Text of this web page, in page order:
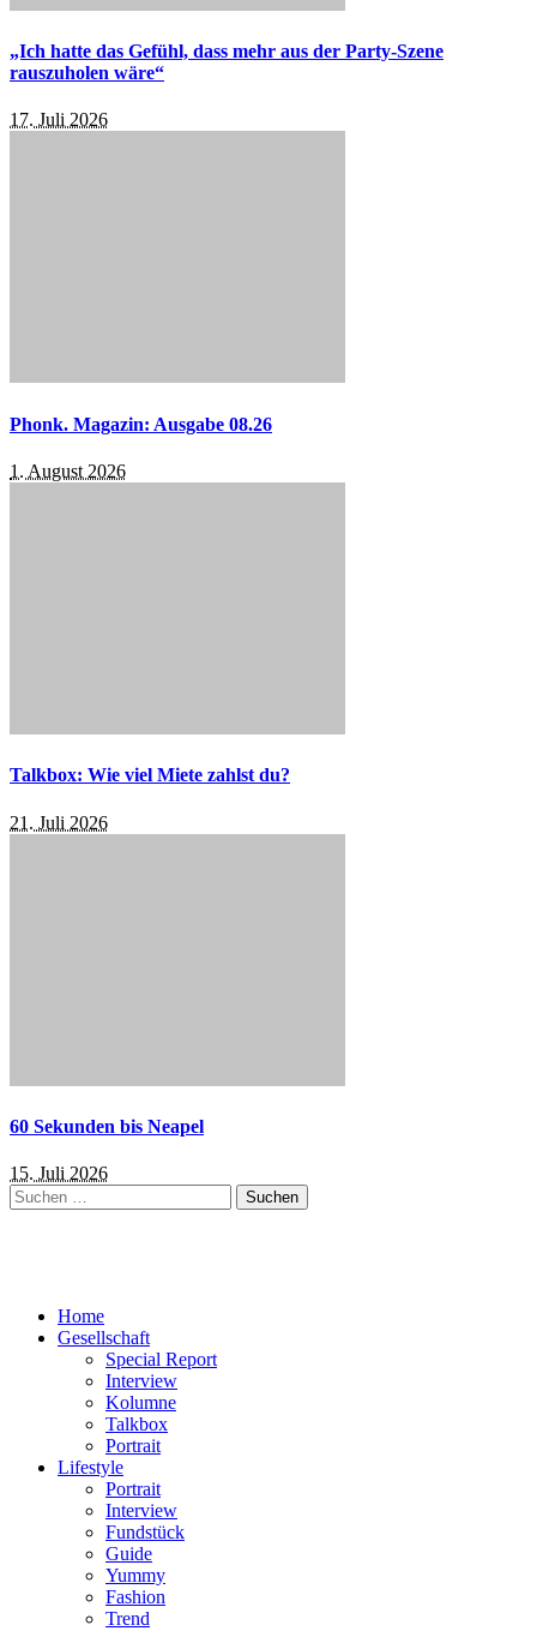
„Ich hatte das Gefühl, dass mehr aus der Party-Szene
rauszuholen wäre“
17. Juli 2026
Phonk. Magazin: Ausgabe 08.26
1. August 2026
Talkbox: Wie viel Miete zahlst du?
21. Juli 2026
60 Sekunden bis Neapel
15. Juli 2026
Suchen
nach:
Home
Gesellschaft
Special Report
Interview
Kolumne
Talkbox
Portrait
Lifestyle
Portrait
Interview
Fundstück
Guide
Yummy
Fashion
Trend